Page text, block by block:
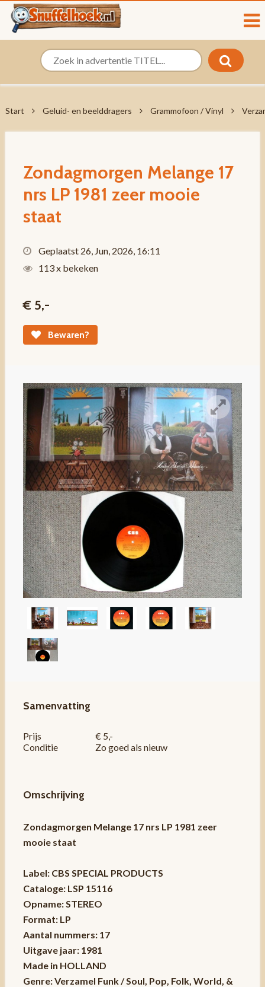
Start Geluid- en beelddragers Grammofoon / Vinyl
Zondagmorgen Melange 17
nrs LP 1981 zeer mooie
staat
Geplaatst 26, Jun, 2026, 16:11
113 x bekeken
€ 5,-
Bewaren?
Samenvatting
Prijs
€ 5,-
Conditie
Zo goed als nieuw
Omschrijving
Zondagmorgen Melange 17 nrs LP 1981 zeer
mooie staat
Label: CBS SPECIAL PRODUCTS
Cataloge: LSP 15116
Opname: STEREO
Format: LP
Aantal nummers: 17
Uitgave jaar: 1981
Made in HOLLAND
Genre: Verzamel Funk / Soul, Pop, Folk, World, &